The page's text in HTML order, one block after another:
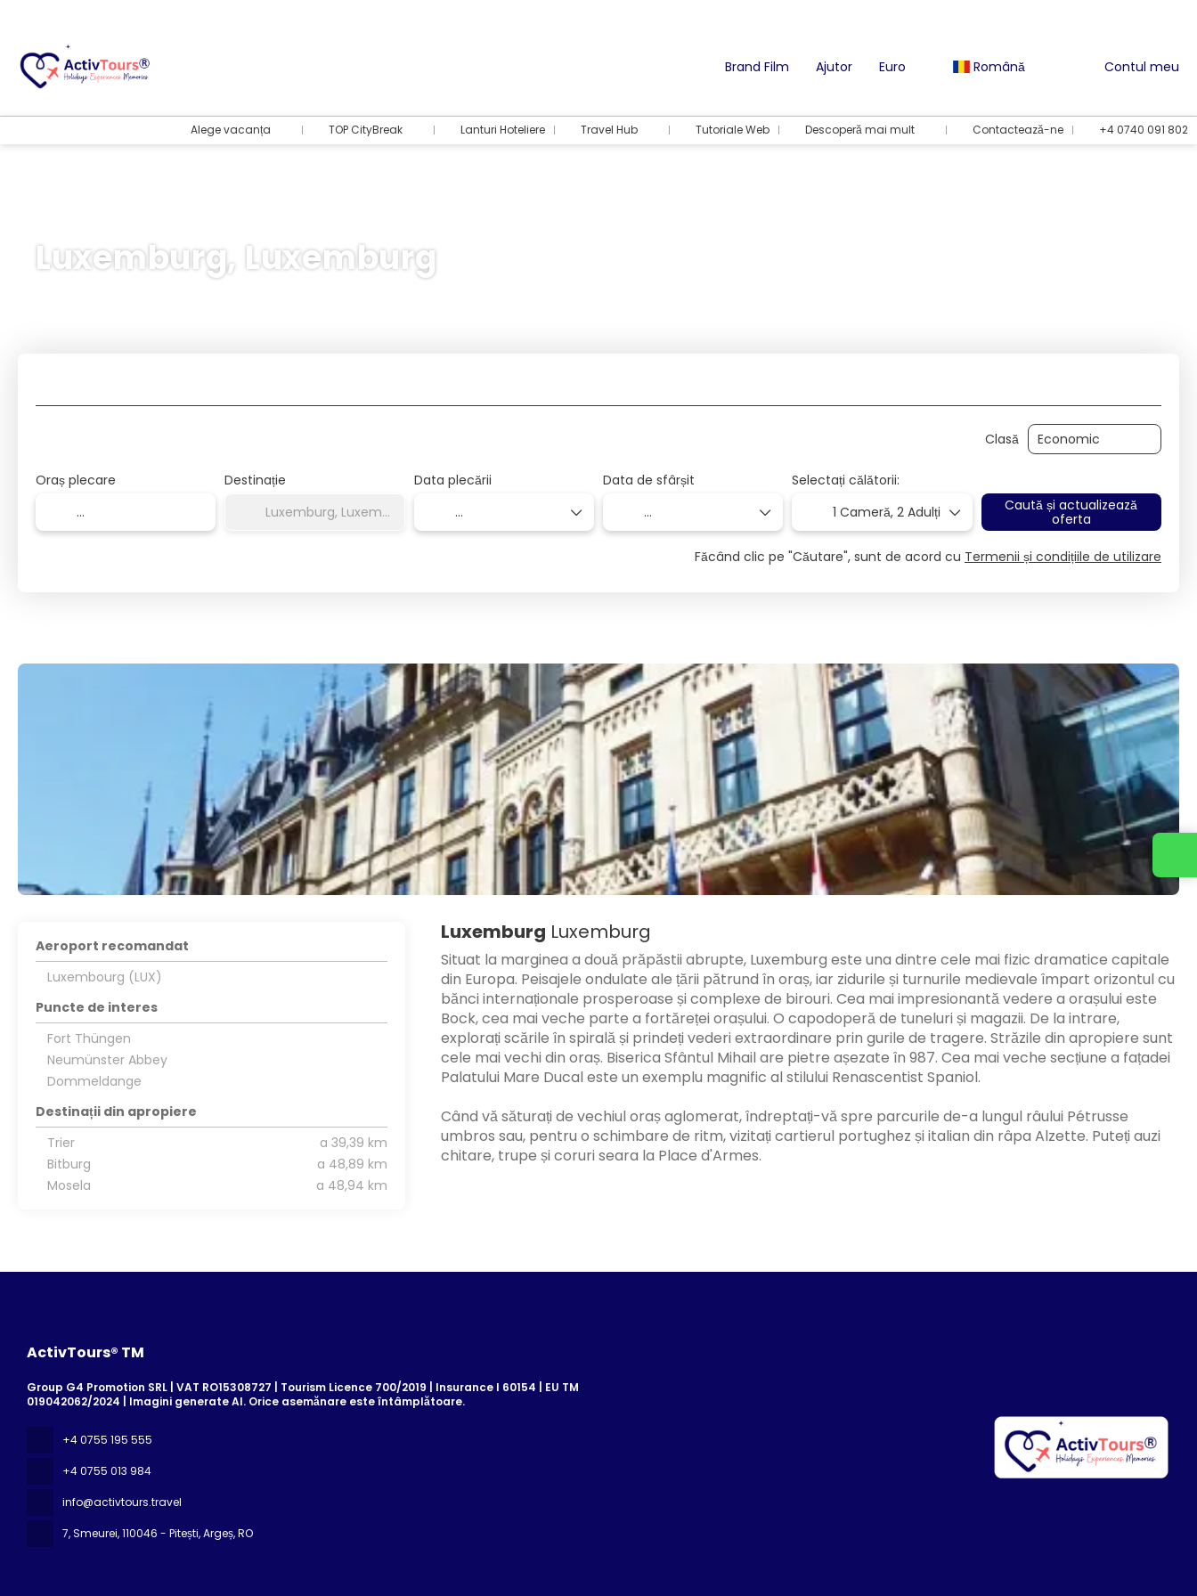
Brand Film Ajutor Euro Română Contul meu
Alege vacanța TOP CityBreak Lanturi Hoteliere Travel Hub Tutoriale Web Descoperă mai mult Contactează-ne +4 0740 091 802
Luxemburg, Luxemburg
Clasă
Oraș plecare Destinație Data plecării Data de sfârșit
Selectați călătorii:
1 Cameră,2 Adulți
Caută și actualizează
oferta
Făcând clic pe "Căutare", sunt de acord cu Termenii și condițiile de utilizare
Luxemburg Luxemburg
Situat la marginea a două prăpăstii abrupte, Luxemburg este una dintre cele mai fizic dramatice capitale
din Europa. Peisajele ondulate ale țării pătrund în oraș, iar zidurile și turnurile medievale împart orizontul cu
bănci internaționale prosperoase și complexe de birouri. Cea mai impresionantă vedere a orașului este
Bock, cea mai veche parte a fortăreței orașului. O capodoperă de tuneluri și magazii. De la intrare,
explorați scările în spirală și prindeți vederi extraordinare prin gurile de tragere. Străzile din apropiere sunt
cele mai vechi din oraș. Biserica Sfântul Mihail are pietre așezate în 987. Cea mai veche secțiune a fațadei
Palatului Mare Ducal este un exemplu magnific al stilului Renascentist Spaniol.
Când vă săturați de vechiul oraș aglomerat, îndreptați-vă spre parcurile de-a lungul râului Pétrusse
umbros sau, pentru o schimbare de ritm, vizitați cartierul portughez și italian din râpa Alzette. Puteți auzi
chitare, trupe și coruri seara la Place d'Armes.
Aeroport recomandat
Luxembourg (LUX)
Puncte de interes
Fort Thüngen
Neumünster Abbey
Dommeldange
Destinații din apropiere
Trier
a 39,39 km
Bitburg
a 48,89 km
Mosela
a 48,94 km
ActivTours® TM
Group G4 Promotion SRL | VAT RO15308727 | Tourism Licence 700/2019 | Insurance I 60154 | EU TM
019042062/2024 | Imagini generate AI. Orice asemănare este întâmplătoare.
+4 0755 195 555
+4 0755 013 984
info@activtours.travel
7, Smeurei, 110046 - Pitești, Argeș, RO